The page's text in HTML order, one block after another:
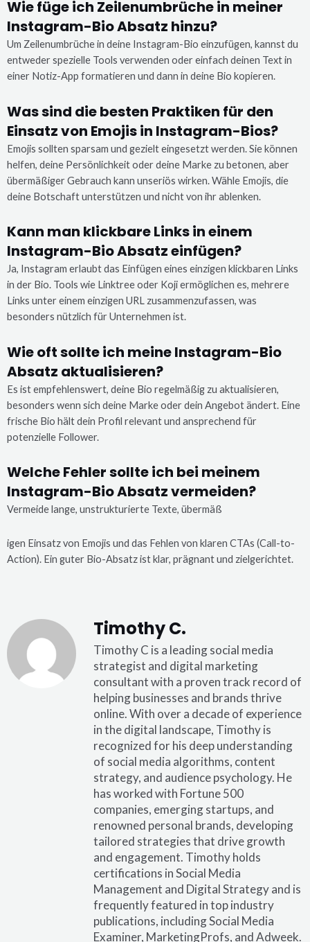
Wie füge ich Zeilenumbrüche in meiner
Instagram-Bio Absatz hinzu?
Um Zeilenumbrüche in deine Instagram-Bio einzufügen, kannst du
entweder spezielle Tools verwenden oder einfach deinen Text in
einer Notiz-App formatieren und dann in deine Bio kopieren.
Was sind die besten Praktiken für den
Einsatz von Emojis in Instagram-Bios?
Emojis sollten sparsam und gezielt eingesetzt werden. Sie können
helfen, deine Persönlichkeit oder deine Marke zu betonen, aber
übermäßiger Gebrauch kann unseriös wirken. Wähle Emojis, die
deine Botschaft unterstützen und nicht von ihr ablenken.
Kann man klickbare Links in einem
Instagram-Bio Absatz einfügen?
Ja, Instagram erlaubt das Einfügen eines einzigen klickbaren Links
in der Bio. Tools wie Linktree oder Koji ermöglichen es, mehrere
Links unter einem einzigen URL zusammenzufassen, was
besonders nützlich für Unternehmen ist.
Wie oft sollte ich meine Instagram-Bio
Absatz aktualisieren?
Es ist empfehlenswert, deine Bio regelmäßig zu aktualisieren,
besonders wenn sich deine Marke oder dein Angebot ändert. Eine
frische Bio hält dein Profil relevant und ansprechend für
potenzielle Follower.
Welche Fehler sollte ich bei meinem
Instagram-Bio Absatz vermeiden?
Vermeide lange, unstrukturierte Texte, übermäß
igen Einsatz von Emojis und das Fehlen von klaren CTAs (Call-to-
Action). Ein guter Bio-Absatz ist klar, prägnant und zielgerichtet.
Timothy C.
Timothy C is a leading social media
strategist and digital marketing
consultant with a proven track record of
helping businesses and brands thrive
online. With over a decade of experience
in the digital landscape, Timothy is
recognized for his deep understanding
of social media algorithms, content
strategy, and audience psychology. He
has worked with Fortune 500
companies, emerging startups, and
renowned personal brands, developing
tailored strategies that drive growth
and engagement. Timothy holds
certifications in Social Media
Management and Digital Strategy and is
frequently featured in top industry
publications, including Social Media
Examiner, MarketingProfs, and Adweek.